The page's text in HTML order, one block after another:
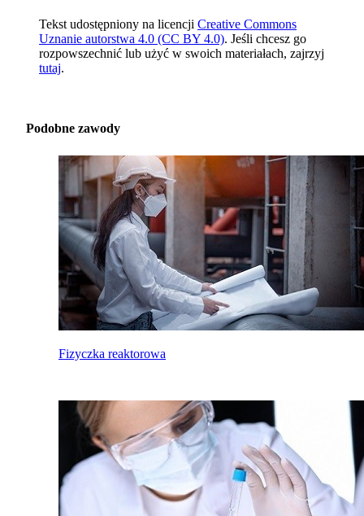
Tekst udostępniony na licencji Creative Commons
Uznanie autorstwa 4.0 (CC BY 4.0). Jeśli chcesz go
rozpowszechnić lub użyć w swoich materiałach, zajrzyj
tutaj.
Podobne zawody
Fizyczka reaktorowa